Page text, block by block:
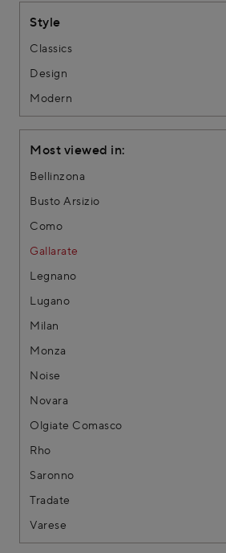
Style
Classics
Design
Modern
Most viewed in:
Bellinzona
Busto Arsizio
Como
Gallarate
Legnano
Lugano
Milan
Monza
Noise
Novara
Olgiate Comasco
Rho
Saronno
Tradate
Varese